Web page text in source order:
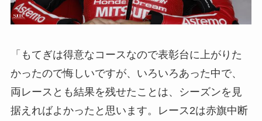
「もてぎは得意なコースなので表彰台に上がりた
かったので悔しいですが、いろいろあった中で、
両レースとも結果を残せたことは、シーズンを見
据えればよかったと思います。レース2は赤旗中断